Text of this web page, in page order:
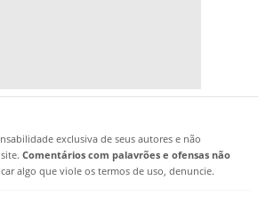
exclusiva de seus autores e não
Comentários com palavrões e ofensas não
algo que viole os termos de uso, denuncie.